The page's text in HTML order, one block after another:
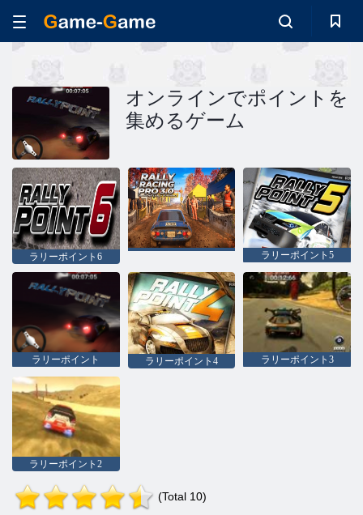
オンラインでポイントを
集めるゲーム
ラリーポイント6 ラリーポイント5
ラリーポイント ラリーポイント4 ラリーポイント3
ラリーポイント2
(Total 10)